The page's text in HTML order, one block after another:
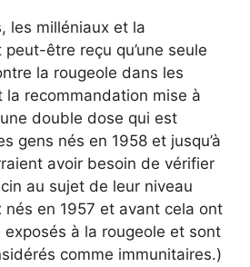
les milléniaux et la
peut-être reçu qu’une seule
la rougeole dans les
la recommandation mise à
double dose qui est
gens nés en 1958 et jusqu’à
avoir besoin de vérifier
au sujet de leur niveau
nés en 1957 et avant cela ont
à la rougeole et sont
comme immunitaires.)